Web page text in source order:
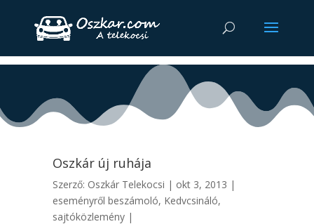
Oszkár új ruhája
Szerző: Oszkár Telekocsi | okt 3, 2013 |
eseményről beszámoló, Kedvcsináló,
sajtóközlemény|